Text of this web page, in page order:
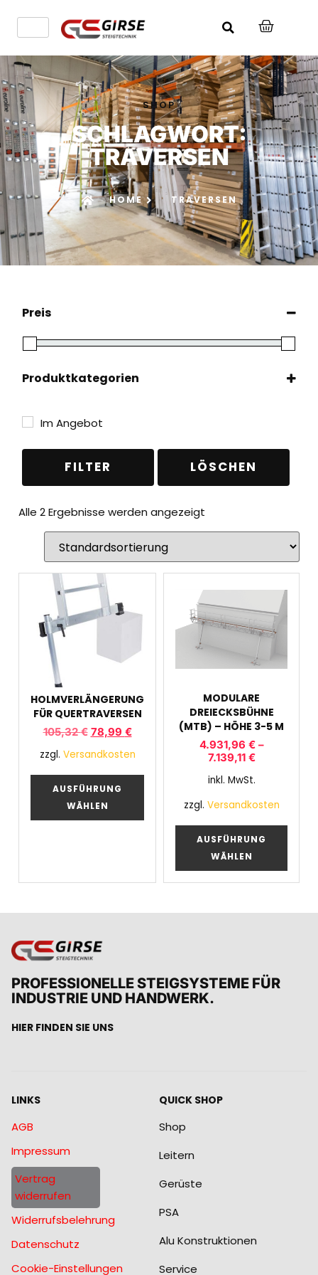
SHOP
SCHLAGWORT:
TRAVERSEN
HOME TRAVERSEN
Preis
Produktkategorien
Dachschutz
Leitern
Zubehör & Ersatzteile (1)
Im Angebot
FILTER LÖSCHEN
Alle 2 Ergebnisse werden angezeigt
HOLMVERLÄNGERUNG
FÜR QUERTRAVERSEN
105,32€ 78,99 €
zzgl. Versandkosten
AUSFÜHRUNG
WÄHLEN
MODULARE
DREIECKSBÜHNE
(MTB) – HÖHE 3-5 M
4.931,96 €–
7.139,11 €
inkl. MwSt.
zzgl. Versandkosten
AUSFÜHRUNG
WÄHLEN
PROFESSIONELLE STEIGSYSTEME FÜR
INDUSTRIE UND HANDWERK.
HIER FINDEN SIE UNS
LINKS
AGB
Impressum
Vertrag
widerrufen
Widerrufsbelehrung
Datenschutz
Cookie-Einstellungen
QUICK SHOP
Shop
Leitern
Gerüste
PSA
Alu Konstruktionen
Service